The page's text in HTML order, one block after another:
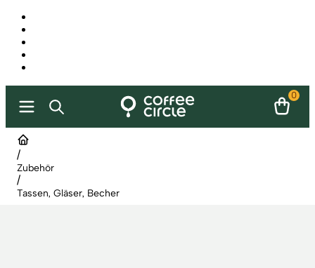
0
/
Zubehör
/
Tassen, Gläser, Becher